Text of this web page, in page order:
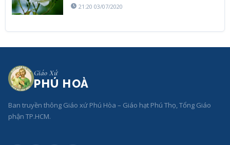
21:20 03/07/2020
Giáo Xứ
PHÚ HOÀ
Ban truyền thông Giáo xứ Phú Hòa – Giáo hạt Phú Thọ, Tổng Giáo
phận TP.HCM.